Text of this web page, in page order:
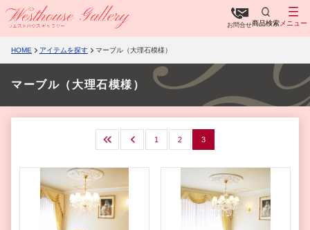
お問合せ商品検索 メニュー
HOME アイテムを探す マーブル（大理石模様）
マーブル（大理石模様）
最初 前へ 1 2 3